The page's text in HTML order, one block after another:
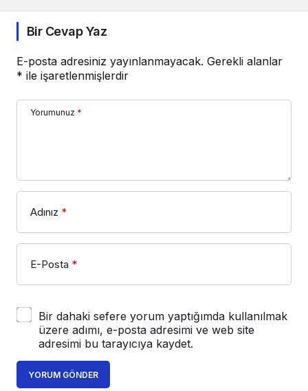
Bir Cevap Yaz
E-posta adresiniz yayınlanmayacak. Gerekli alanlar
* ile işaretlenmişlerdir
Yorumunuz *
Adınız *
E-Posta *
Bir dahaki sefere yorum yaptığımda kullanılmak
üzere adımı, e-posta adresimi ve web site
adresimi bu tarayıcıya kaydet.
YORUM GÖNDER